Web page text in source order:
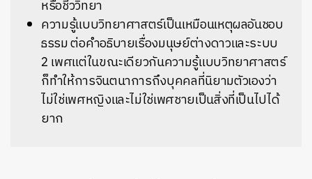
หรือชีววิทยา
ความรู้แบบวิทยาศาสตร์เป็นเหมือนเหตุผลอันชอบ
ธรรม ต่อคำอธิบายเรื่องมนุษย์ต่างดาวและระบบ
2 เพศแต่ในขณะเดียวกันความรู้แบบวิทยาศาสตร์
ก็ทำให้การจินตนาการถึงบุคคลที่นิยามตัวเองว่า
ไม่ใช่เพศหญิงและไม่ใช่เพศชายเป็นสิ่งที่เป็นไปได้
ยาก